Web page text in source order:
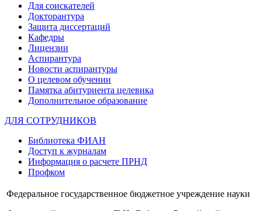
Для соискателей
Докторантура
Защита диссертаций
Кафедры
Лицензии
Аспирантура
Новости аспирантуры
О целевом обучении
Памятка абитуриента целевика
Дополнительное образование
ДЛЯ СОТРУДНИКОВ
Библиотека ФИАН
Доступ к журналам
Информация о расчете ПРНД
Профком
Федеральное государственное бюджетное учреждение науки